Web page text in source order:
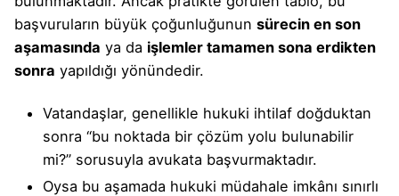
başvuruların büyük çoğunluğunun sürecin en son
aşamasında ya da işlemler tamamen sona erdikten
sonra yapıldığı yönündedir.
Vatandaşlar, genellikle hukuki ihtilaf doğduktan
sonra “bu noktada bir çözüm yolu bulunabilir
mi?” sorusuyla avukata başvurmaktadır.
Oysa bu aşamada hukuki müdahale imkânı sınırlı